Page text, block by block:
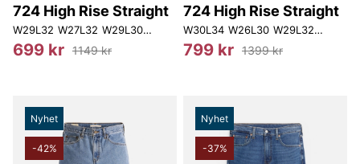
724 High Rise Straight
W29L32 W27L32 W29L30 W26L32 W31L30 W28L34 W27L30
699 kr 1149 kr
724 High Rise Straight
W30L34 W26L30 W29L32 W32L32
799 kr 1399 kr
Nyhet
-42%
Nyhet
-37%